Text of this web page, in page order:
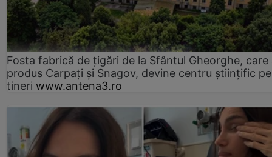
Fosta fabrică de țigări de la Sfântul Gheorghe, care
produs Carpați și Snagov, devine centru științific
tineri www.antena3.ro